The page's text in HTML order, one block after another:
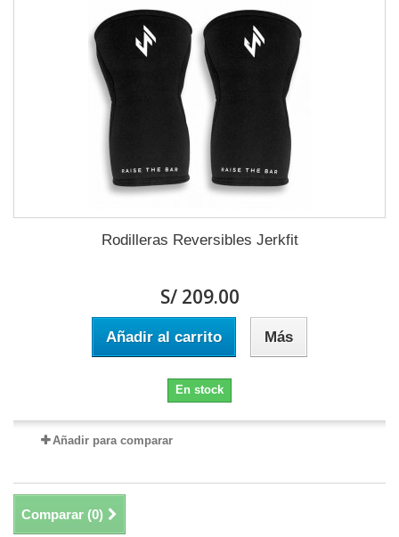
Rodilleras Reversibles Jerkfit
S/ 209.00
Añadir al carrito Más
En stock
Añadir para comparar
Comparar (0)